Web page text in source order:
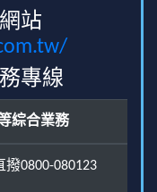
站
專線
綜合業務
撥0800-080123